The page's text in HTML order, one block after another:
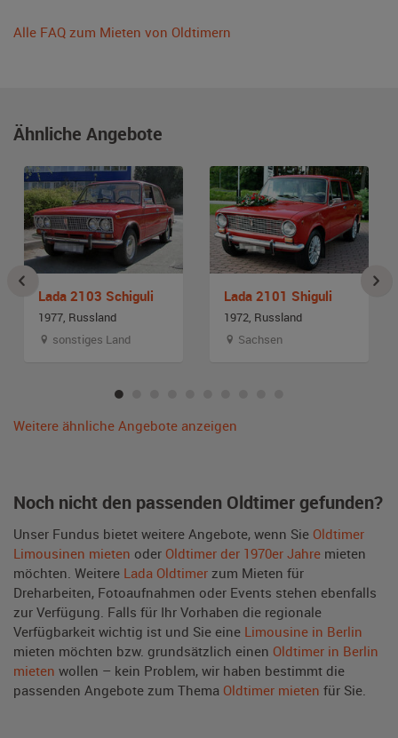
Alle FAQ zum Mieten von Oldtimern
Ähnliche Angebote
Lada 2103 Schiguli
1977, Russland
sonstiges Land
Lada 2101 Shiguli
1972, Russland
Sachsen
Weitere ähnliche Angebote anzeigen
Noch nicht den passenden Oldtimer gefunden?
Unser Fundus bietet weitere Angebote, wenn Sie Oldtimer
Limousinen mieten oder Oldtimer der 1970er Jahre mieten
möchten. Weitere Lada Oldtimer zum Mieten für
Dreharbeiten, Fotoaufnahmen oder Events stehen ebenfalls
zur Verfügung. Falls für Ihr Vorhaben die regionale
Verfügbarkeit wichtig ist und Sie eine Limousine in Berlin
mieten möchten bzw. grundsätzlich einen Oldtimer in Berlin
mieten wollen – kein Problem, wir haben bestimmt die
passenden Angebote zum Thema Oldtimer mieten für Sie.